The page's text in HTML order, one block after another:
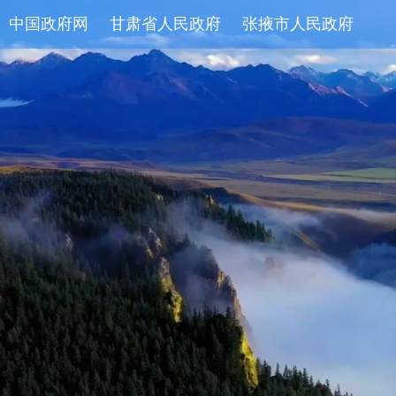
中国政府网 甘肃省人民政府 张掖市人民政府